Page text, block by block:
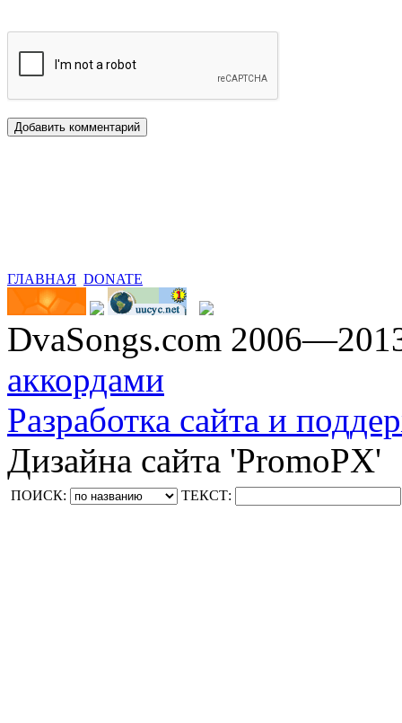
ГЛАВНАЯ DONATE
DvaSongs.com
аккордами
Разработка сайта и
Дизайна сайта 'PromoPX'
ПОИСК: ТЕКСТ: